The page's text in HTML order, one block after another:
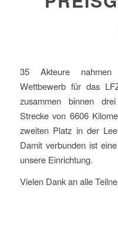
35 Akteure nahmen
Wettbewerb für das
zusammen binnen
Strecke von 6606
zweiten Platz in der
Damit verbunden ist
unsere Einrichtung.
Vielen Dank an alle